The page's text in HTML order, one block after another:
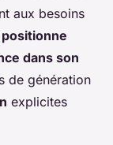
aux besoins
dans son
de génération
explicites